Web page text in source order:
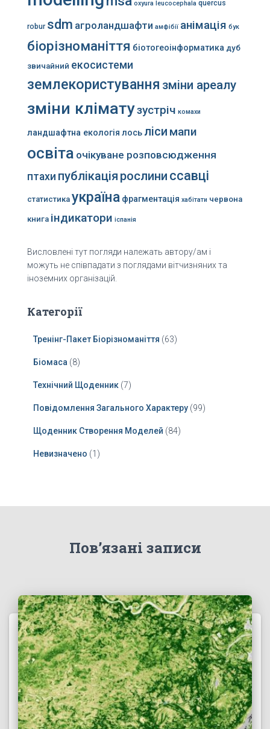
oxyura leucocephala quercus
robur sdm агроландшафти амфібії анімація бук
біорізноманіття біотогеоінформатика дуб
звичайний екосистеми
землекористування зміни ареалу
зміни кліматузустріч комахи
ландшафтна екологія лось ліси мапи
освіта очікуване розповсюдження
птахи публікація рослини ссавці
статистика україна фрагментація хабітати червона
книга індикатори іспанія
Висловлені тут погляди належать автору/ам і
можуть не співпадати з поглядами вітчизняних та
іноземних організацій.
Категорії
Тренінг-Пакет Біорізноманіття (63)
Біомаса (8)
Технічний Щоденник (7)
Повідомлення Загального Характеру (99)
Щоденник Створення Моделей (84)
Невизначено (1)
Пов’язані записи